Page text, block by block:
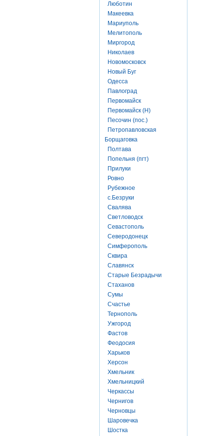
Люботин
Макеевка
Мариуполь
Мелитополь
Миргород
Николаев
Новомосковск
Новый Буг
Одесса
Павлоград
Первомайск
Первомайск (Н)
Песочин (пос.)
Петропавловская
Борщаговка
Полтава
Попельня (пгт)
Прилуки
Ровно
Рубежное
с.Безруки
Свалява
Светловодск
Севастополь
Северодонецк
Симферополь
Сквира
Славянск
Старые Безрадычи
Стаханов
Сумы
Счастье
Тернополь
Ужгород
Фастов
Феодосия
Харьков
Херсон
Хмельник
Хмельницкий
Черкассы
Чернигов
Черновцы
Шаровечка
Шостка